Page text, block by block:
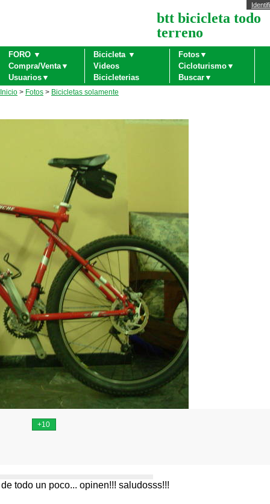
btt bicicleta todo
terreno
FORO ▼ Bicicleta ▼
Fotos▼
Compra/Venta▼
Videos
Cicloturismo▼
Usuarios▼
Bicicleterias Buscar▼
Inicio > Fotos > Bicicletas solamente
todo un poco... opinen!!! saludosss!!!